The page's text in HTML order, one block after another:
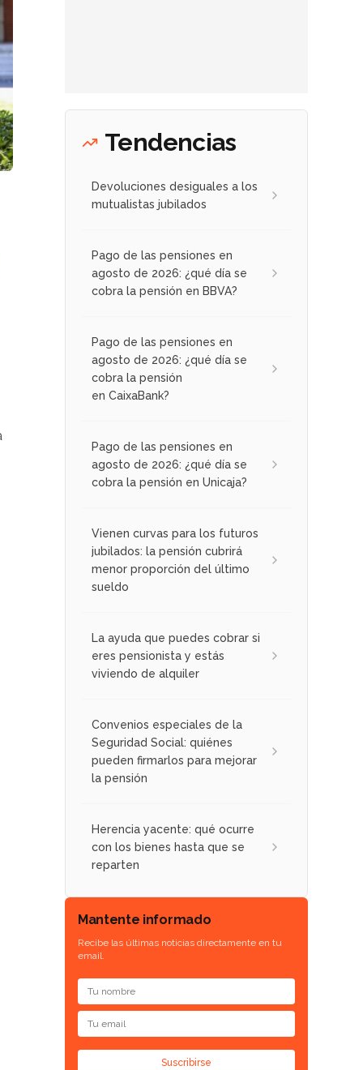
Tendencias
Devoluciones desiguales a los
mutualistas jubilados
Pago de las pensiones en
agosto de 2026: ¿qué día se
cobra la pensión en BBVA?
Pago de las pensiones en
agosto de 2026: ¿qué día se
cobra la pensión
en CaixaBank?
Pago de las pensiones en
agosto de 2026: ¿qué día se
cobra la pensión en Unicaja?
Vienen curvas para los futuros
jubilados: la pensión cubrirá
menor proporción del último
sueldo
La ayuda que puedes cobrar si
eres pensionista y estás
viviendo de alquiler
Convenios especiales de la
Seguridad Social: quiénes
pueden firmarlos para mejorar
la pensión
Herencia yacente: qué ocurre
con los bienes hasta que se
reparten
Mantente informado
Recibe las últimas noticias directamente en tu
email.
Suscribirse